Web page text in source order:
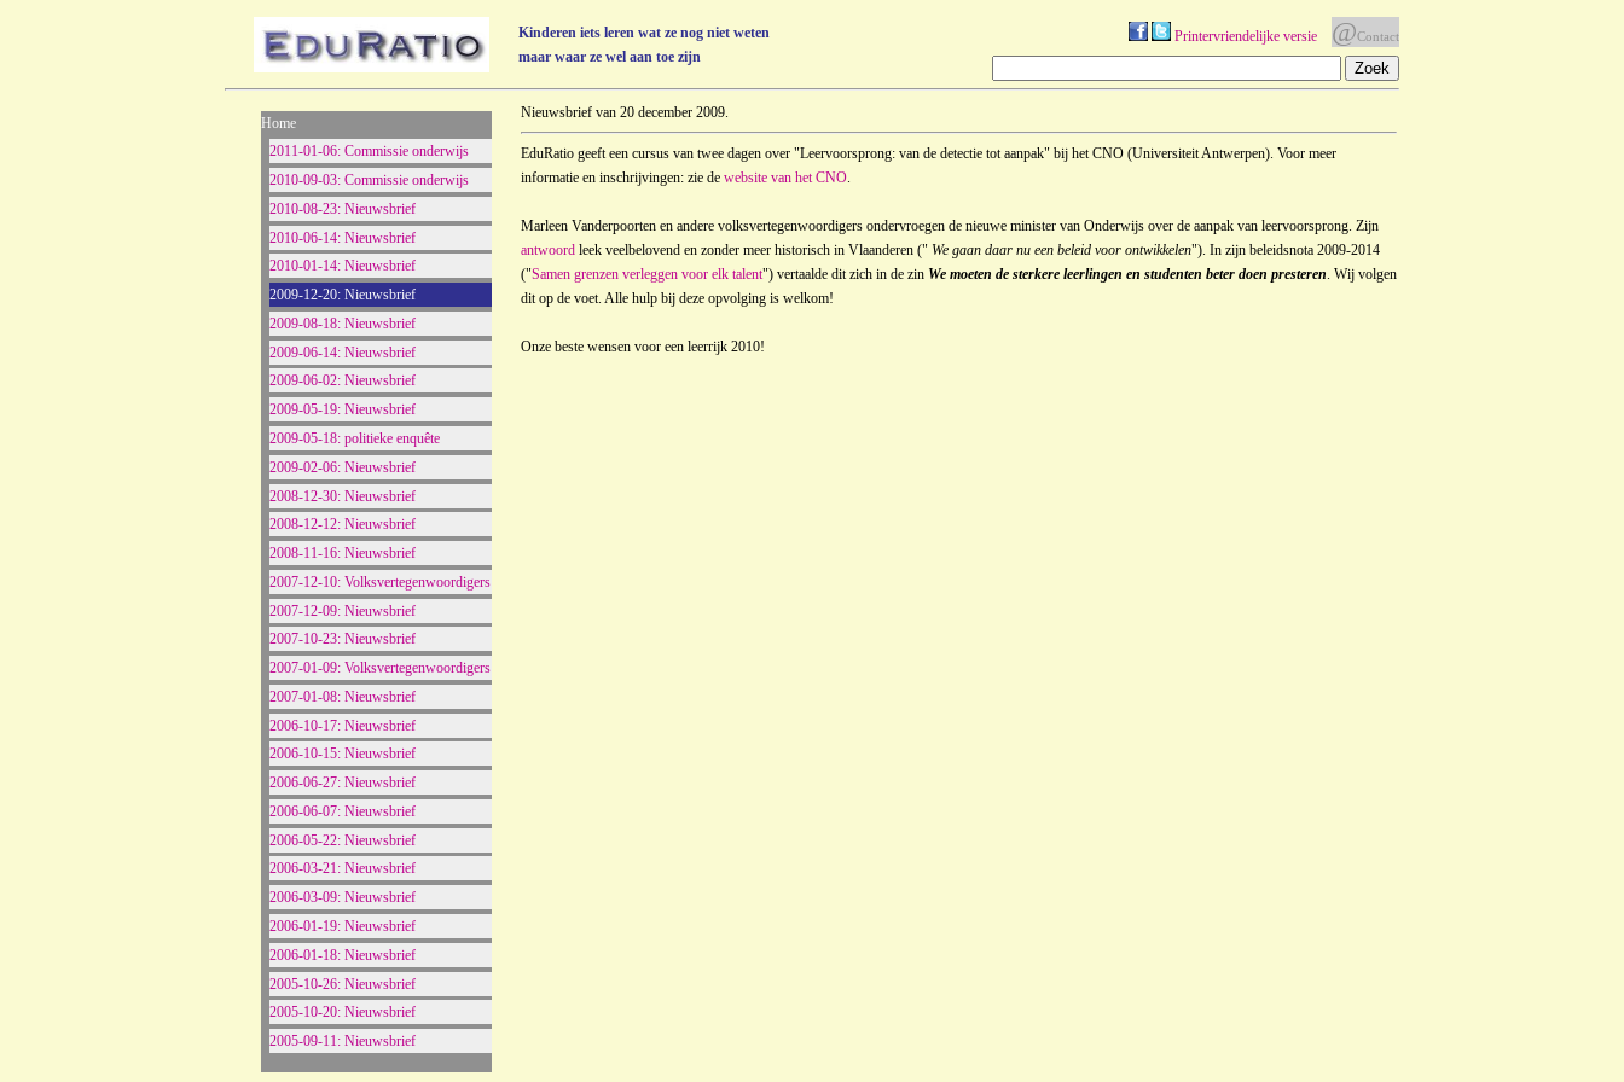
Kinderen iets leren wat ze nog niet weten
maar waar ze wel aan toe zijn
Printervriendelijke versie @Contact
Home
2011-01-06: Commissie onderwijs
2010-09-03: Commissie onderwijs
2010-08-23: Nieuwsbrief
2010-06-14: Nieuwsbrief
2010-01-14: Nieuwsbrief
2009-12-20: Nieuwsbrief
2009-08-18: Nieuwsbrief
2009-06-14: Nieuwsbrief
2009-06-02: Nieuwsbrief
2009-05-19: Nieuwsbrief
2009-05-18: politieke enquête
2009-02-06: Nieuwsbrief
2008-12-30: Nieuwsbrief
2008-12-12: Nieuwsbrief
2008-11-16: Nieuwsbrief
2007-12-10: Volksvertegenwoordigers
2007-12-09: Nieuwsbrief
2007-10-23: Nieuwsbrief
2007-01-09: Volksvertegenwoordigers
2007-01-08: Nieuwsbrief
2006-10-17: Nieuwsbrief
2006-10-15: Nieuwsbrief
2006-06-27: Nieuwsbrief
2006-06-07: Nieuwsbrief
2006-05-22: Nieuwsbrief
2006-03-21: Nieuwsbrief
2006-03-09: Nieuwsbrief
2006-01-19: Nieuwsbrief
2006-01-18: Nieuwsbrief
2005-10-26: Nieuwsbrief
2005-10-20: Nieuwsbrief
2005-09-11: Nieuwsbrief
Nieuwsbrief van 20 december 2009.
EduRatio geeft een cursus van twee dagen over "Leervoorsprong: van de detectie tot aanpak" bij het CNO (Universiteit Antwerpen). Voor meer
informatie en inschrijvingen: zie de website van het CNO.
Marleen Vanderpoorten en andere volksvertegenwoordigers ondervroegen de nieuwe minister van Onderwijs over de aanpak van leervoorsprong. Zijn
antwoord leek veelbelovend en zonder meer historisch in Vlaanderen (" We gaan daar nu een beleid voor ontwikkelen"). In zijn beleidsnota 2009-2014
("Samen grenzen verleggen voor elk talent") vertaalde dit zich in de zin We moeten de sterkere leerlingen en studenten beter doen presteren. Wij volgen
dit op de voet. Alle hulp bij deze opvolging is welkom!
Onze beste wensen voor een leerrijk 2010!